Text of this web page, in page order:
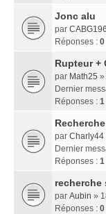
Jonc alu
par
Réponses : 0
Rupteur +
par Math25 »
Dernier
Réponses : 1
par Charly44
Dernier
Réponses : 1
par Aubin »
Réponses : 0